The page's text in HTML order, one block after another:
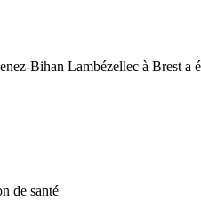
Bihan Lambézellec à Brest a
de santé